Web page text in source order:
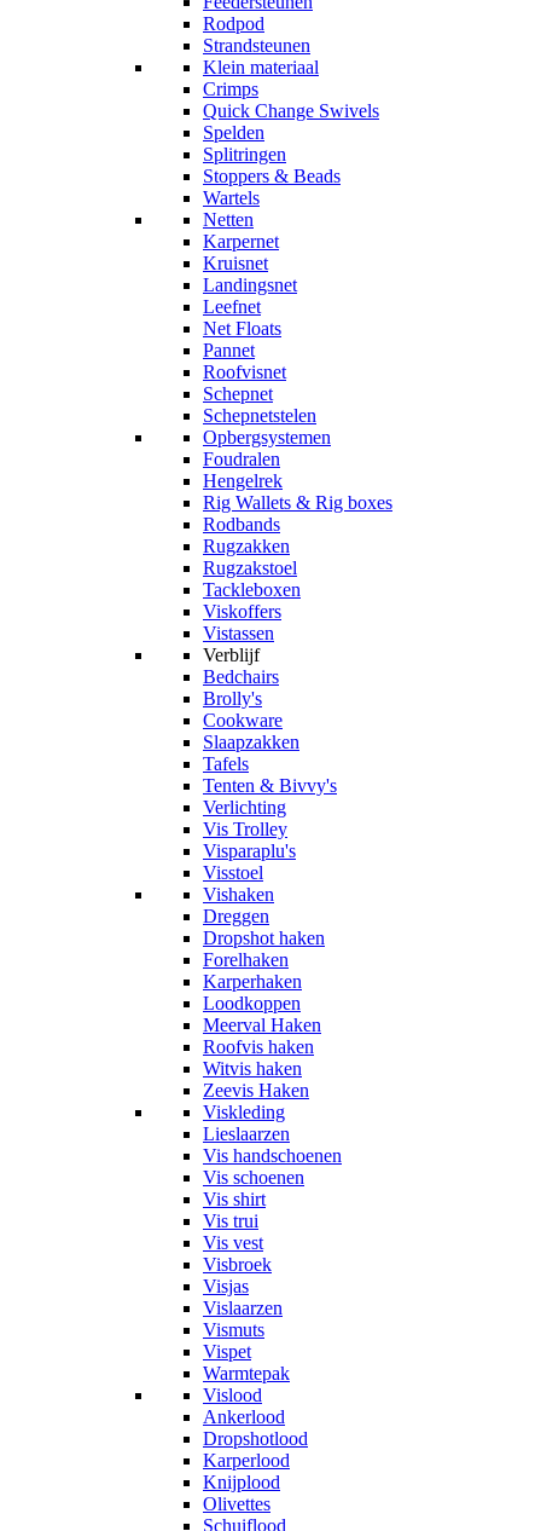
Rodpod
Strandsteunen
Klein materiaal
Crimps
Quick Change Swivels
Spelden
Splitringen
Stoppers & Beads
Wartels
Netten
Karpernet
Kruisnet
Landingsnet
Leefnet
Net Floats
Pannet
Roofvisnet
Schepnet
Schepnetstelen
Opbergsystemen
Foudralen
Hengelrek
Rig Wallets & Rig boxes
Rodbands
Rugzakken
Rugzakstoel
Tackleboxen
Viskoffers
Vistassen
Verblijf
Bedchairs
Brolly's
Cookware
Slaapzakken
Tafels
Tenten & Bivvy's
Verlichting
Vis Trolley
Visparaplu's
Visstoel
Vishaken
Dreggen
Dropshot haken
Forelhaken
Karperhaken
Loodkoppen
Meerval Haken
Roofvis haken
Witvis haken
Zeevis Haken
Viskleding
Lieslaarzen
Vis handschoenen
Vis schoenen
Vis shirt
Vis trui
Vis vest
Visbroek
Visjas
Vislaarzen
Vismuts
Vispet
Warmtepak
Vislood
Ankerlood
Dropshotlood
Karperlood
Knijplood
Olivettes
Schuiflood